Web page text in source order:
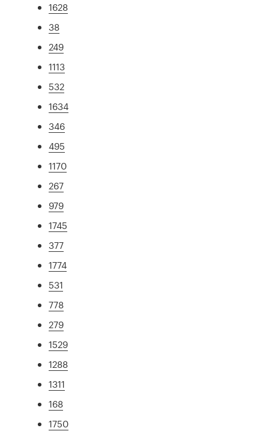
1628
38
249
1113
532
1634
346
495
1170
267
979
1745
377
1774
531
778
279
1529
1288
1311
168
1750